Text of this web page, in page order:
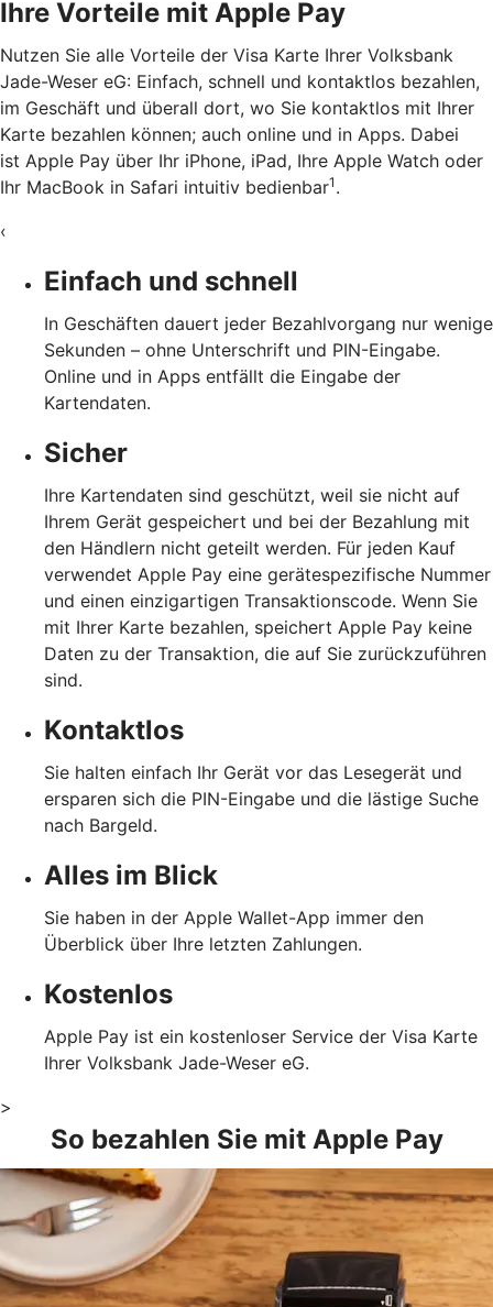
Ihre Vorteile mit Apple Pay
Nutzen Sie alle Vorteile der Visa Karte Ihrer Volksbank
Jade-Weser eG: Einfach, schnell und kontaktlos bezahlen,
im Geschäft und überall dort, wo Sie kontaktlos mit Ihrer
Karte bezahlen können; auch online und in Apps. Dabei
ist Apple Pay über Ihr iPhone, iPad, Ihre Apple Watch oder
Ihr MacBook in Safari intuitiv bedienbar1 .
‹
Einfach und schnell
In Geschäften dauert jeder Bezahlvorgang nur wenige
Sekunden – ohne Unterschrift und PIN-Eingabe.
Online und in Apps entfällt die Eingabe der
Kartendaten.
Sicher
Ihre Kartendaten sind geschützt, weil sie nicht auf
Ihrem Gerät gespeichert und bei der Bezahlung mit
den Händlern nicht geteilt werden. Für jeden Kauf
verwendet Apple Pay eine gerätespezifische Nummer
und einen einzigartigen Transaktionscode. Wenn Sie
mit Ihrer Karte bezahlen, speichert Apple Pay keine
Daten zu der Transaktion, die auf Sie zurückzuführen
sind.
Kontaktlos
Sie halten einfach Ihr Gerät vor das Lesegerät und
ersparen sich die PIN-Eingabe und die lästige Suche
nach Bargeld.
Alles im Blick
Sie haben in der Apple Wallet-App immer den
Überblick über Ihre letzten Zahlungen.
Kostenlos
Apple Pay ist ein kostenloser Service der Visa Karte
Ihrer Volksbank Jade-Weser eG.
>
So bezahlen Sie mit Apple Pay